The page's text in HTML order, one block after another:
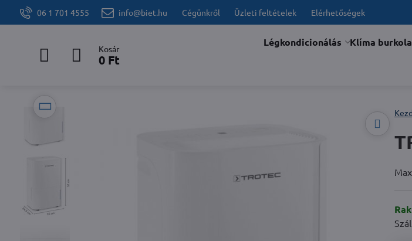
06 1 701 4555 info@biet.hu Cégünkről Üzleti feltételek Elérhetőségek
Kosár
0 Ft
Légkondicionálás Klíma